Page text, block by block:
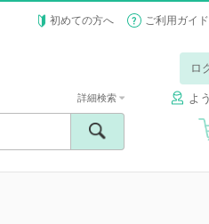
初めての方へ ご利用ガイド
ロ
よ
詳細検索